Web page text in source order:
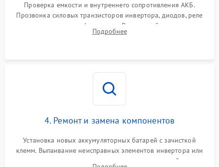
Проверка емкости и внутреннего сопротивления АКБ.
Прозвонка силовых транзисторов инвертора, диодов, реле
переключения и трансформатора. Визуальный поиск вздутых
конденсаторов и прогаров на печатной плате.
Подробнее
4. Ремонт и замена компонентов
Установка новых аккумуляторных батарей с зачисткой
клемм. Выпаивание неисправных элементов инвертора или
цепи зарядки и монтаж новых радиодеталей.